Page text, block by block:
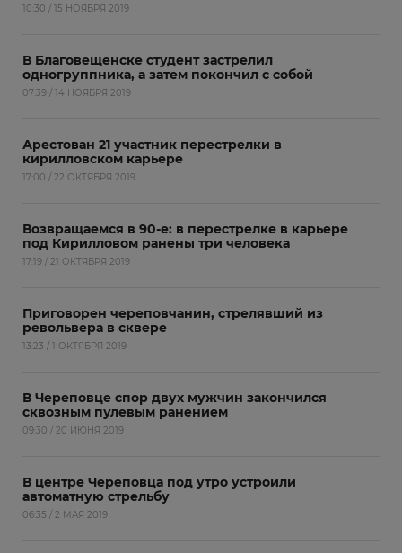
10:30 / 15 НОЯБРЯ 2019
В Благовещенске студент застрелил
одногруппника, а затем покончил с собой
07:39 / 14 НОЯБРЯ 2019
Арестован 21 участник перестрелки в
кирилловском карьере
17:00 / 22 ОКТЯБРЯ 2019
Возвращаемся в 90-е: в перестрелке в карьере
под Кирилловом ранены три человека
17:19 / 21 ОКТЯБРЯ 2019
Приговорен череповчанин, стрелявший из
револьвера в сквере
13:23 / 1 ОКТЯБРЯ 2019
В Череповце спор двух мужчин закончился
сквозным пулевым ранением
09:30 / 20 ИЮНЯ 2019
В центре Череповца под утро устроили
автоматную стрельбу
06:35 / 2 МАЯ 2019